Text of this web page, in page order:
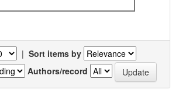
| Sort items by
Authors/record